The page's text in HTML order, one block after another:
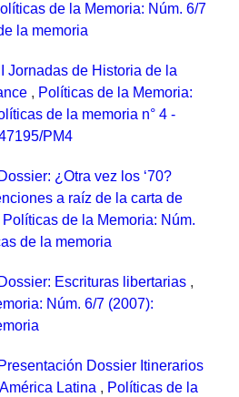
de la Memoria: Núm. 6/7
la memoria
II Jornadas de Historia de la
, Políticas de la Memoria:
de la memoria n° 4 -
PM4
Dossier: ¿Otra vez los ‘70?
a raíz de la carta de
Políticas de la Memoria: Núm.
de la memoria
Dossier: Escrituras libertarias ,
Núm. 6/7 (2007):
Presentación Dossier Itinerarios
Latina , Políticas de la